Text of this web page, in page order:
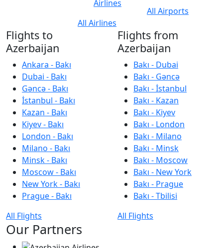
Airlines
All Airlines
All Airports
Flights to
Azerbaijan
Ankara - Bakı
Dubai - Bakı
Gəncə - Bakı
İstanbul - Bakı
Kazan - Bakı
Kiyev - Bakı
London - Bakı
Milano - Bakı
Minsk - Bakı
Moscow - Bakı
New York - Bakı
Prague - Bakı
All Flights
Flights from
Azerbaijan
Bakı - Dubai
Bakı - Gəncə
Bakı - İstanbul
Bakı - Kazan
Bakı - Kiyev
Bakı - London
Bakı - Milano
Bakı - Minsk
Bakı - Moscow
Bakı - New York
Bakı - Prague
Bakı - Tbilisi
All Flights
Our Partners